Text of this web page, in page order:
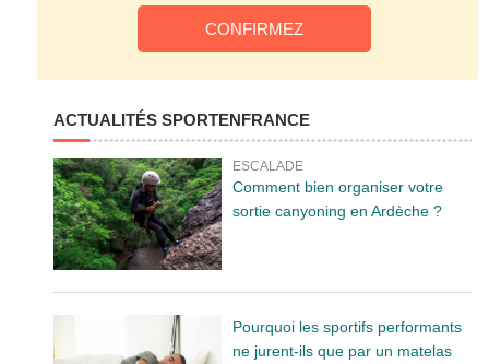
ACTUALITÉS SPORTENFRANCE
ESCALADE
Comment bien organiser votre
sortie canyoning en Ardèche ?
Pourquoi les sportifs performants
ne jurent-ils que par un matelas